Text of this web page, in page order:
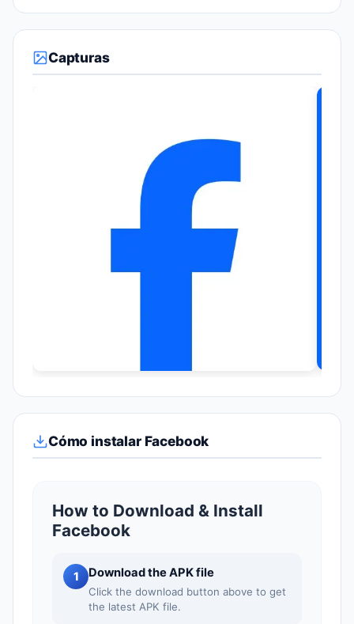
Capturas
Cómo instalar Facebook
How to Download & Install
Facebook
1 Download the APK file
Click the download button above to get
the latest APK file.